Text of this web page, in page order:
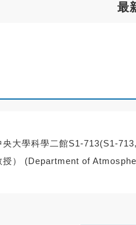
最
大學科學二館S1-713(S1-
授） (Department of